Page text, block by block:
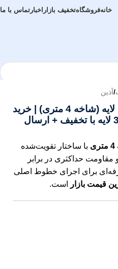
خانهفروشگاهتخفیف بازار اخبار تماس با ما
/آذین
قیمت لوله 50 آذین سه لایه (شاخه 4 متری) | خرید
ارزانترین لوله 50 آذین 3 لایه با تخفیف + ارسال
با ساختار تقویت‌شده
مقاومت حداکثری در برابر
برای اجرای خطوط اصلی
قیمت بازار است.